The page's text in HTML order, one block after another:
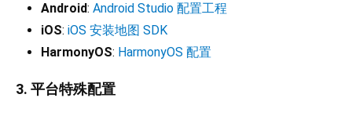
Android: Android Studio 配置工程
iOS: iOS 安装地图 SDK
HarmonyOS: HarmonyOS 配置
3. 平台特殊配置